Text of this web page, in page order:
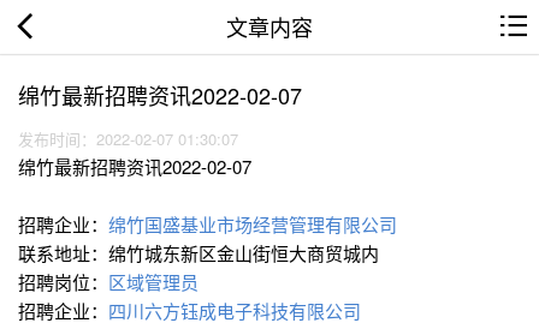
文章内容
绵竹最新招聘资讯2022-02-07
发布时间：2022-02-07 01:30:07
绵竹最新招聘资讯2022-02-07
招聘企业： 绵竹国盛基业市场经营管理有限公司
联系地址：绵竹城东新区金山街恒大商贸城内
招聘岗位： 区域管理员
招聘企业： 四川六方钰成电子科技有限公司